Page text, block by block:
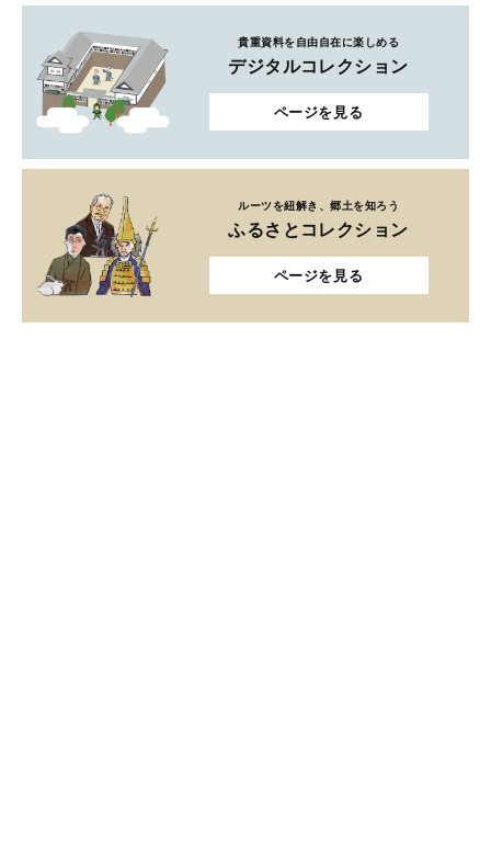
貴重資料を自由自在に楽しめる
デジタルコレクション
ページを見る
ルーツを紐解き、郷土を知ろう
ふるさとコレクション
ページを見る